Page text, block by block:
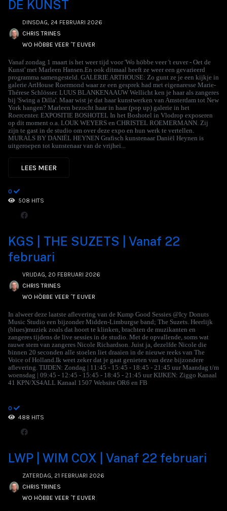
DE KUNST
DINSDAG, 24 FEBRUARI 2026
CHRIS TRINES
WO HÖBBE VEER ´T EUVER
Vanaf zondag 1 maart is het weer tijd voor 'Wo höbbe veer 't euver - Oet de
Kunst' met Marleen Hansen.En ook ditmaal heeft ze weer een gevarieerd
programma samengesteld. GALERIE ARTHOUSE: Zo gunt ze je een kijkje in
galerie ArtHouse Roermond waar ze een gesprek had met eigenaresse Marie-
Thérese Schlösser. LUUS BLANKENAAUW Wellicht ken je haar als zangeres
bij 'Swing a Dilla'. Maar wist je dat haar kunstwerken van Amsterdam tot New
York hangen? Marleen bezocht haar in haar (pop up) galerie in het
Roercenter. EXPOSITIE BOSHOTEL In het Boshotel in Vlodrop exposeren
op dit moment o.a. LOUK WEYERS en CHRISTEL ROEMERMANN. Zij
zijn te gast in de studio om over deze expo en hun werk te vertellen.
MURALS BY DANIËL HEYNEN Grafisch kunstenaar Daniël Heynen is
uitgeroepen tot kunstenaar van de vrijhei...
LEES MEER
0
508 HITS
KGS | THE SUZETS | Vanaf 22
februari
VRIJDAG, 20 FEBRUARI 2026
CHRIS TRINES
WO HÖBBE VEER ´T EUVER
In alweer deze laatste aflevering van de Kump Good Sessies @Icy Donuts
Music Studio een bijzonder Midden-Limburgse band; The Suzets. Heerlijk
(blues)muziek zoals dat hoort te klinken, brachten de muzikanten en
zangeres tijdens de live sessies in de studio. Met de opvallende, soms wat
rauwe stem van zangeres Nicole Richardson. Juist ja, dezelfde Nicole die
binnen 20 seconden alle stoelen liet draaien in de nieuwe reeks van The
Voice of Holland.Ik weet zeker dat je gaat genieten van deze bijzondere
aflevering. TIJDEN: Zondag | 11:45 - 15:45 - 18:45 - 21:45 uur Maandag t/m
woensdag | 09:45 - 12:45 - 15:45 - 18:45 - 21:45 uur KIJKEN: Ziggo Kanaal
41 KPN/XS4ALL Kanaal 1507 Website OR6 en FB
0
488 HITS
LWP | WIM COX | Vanaf 22 februari
ZATERDAG, 21 FEBRUARI 2026
CHRIS TRINES
WO HÖBBE VEER ´T EUVER